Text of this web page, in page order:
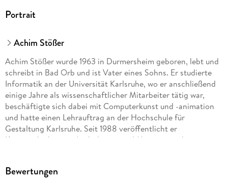
Portrait
Achim Stößer
Achim Stößer wurde 1963 in Durmersheim geboren, lebt und
schreibt in Bad Orb und ist Vater eines Sohns. Er studierte
Informatik an der Universität Karlsruhe, wo er anschließend
einige Jahre als wissenschaftlicher Mitarbeiter tätig war,
beschäftigte sich dabei mit Computerkunst und -animation
und hatte einen Lehrauftrag an der Hochschule für
Gestaltung Karlsruhe. Seit 1988 veröffentlicht er
Kurzgeschichten in Anthologien und Magazinen, darunter in
dem Genre Science-Fiction. Als Angehöriger einer ethischen
Bewertungen